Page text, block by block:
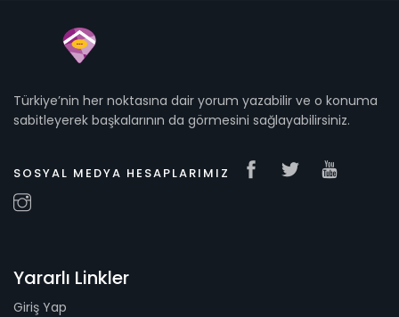
Türkiye’nin her noktasına dair yorum yazabilir ve o konuma
sabitleyerek başkalarının da görmesini sağlayabilirsiniz.
SOSYAL MEDYA HESAPLARIMIZ
Yararlı Linkler
Giriş Yap